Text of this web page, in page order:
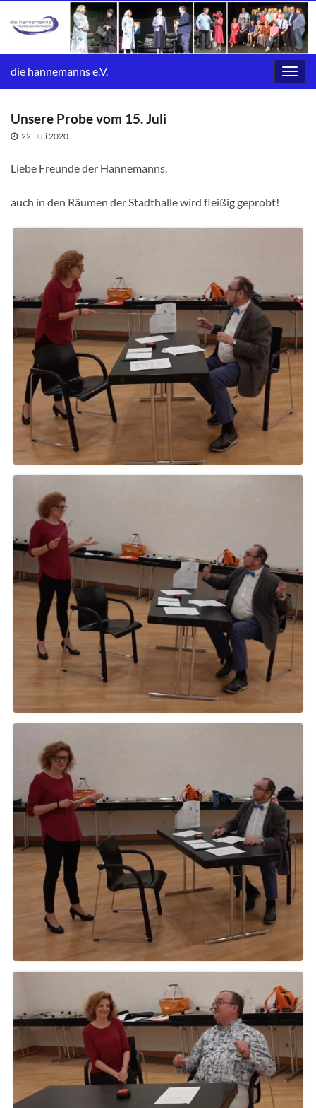
die hannemanns e.V.
Unsere Probe vom 15. Juli
22. Juli 2020
Liebe Freunde der Hannemanns,
auch in den Räumen der Stadthalle wird fleißig geprobt!